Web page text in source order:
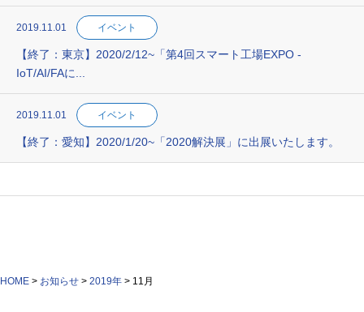
2019.11.01 イベント
【終了：東京】2020/2/12~「第4回スマート工場EXPO -
IoT/AI/FAに...
2019.11.01 イベント
【終了：愛知】2020/1/20~「2020解決展」に出展いたします。
HOME > お知らせ > 2019年 > 11月